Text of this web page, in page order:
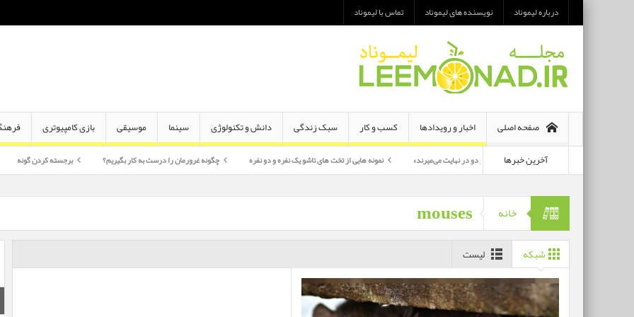
درباره لیموناد نویسنده های لیموناد تماس با لیموناد
صفحه اصلی اخبار و رویدادها کسب و کار سبک زندگی دانش و تکنولوژی سینما موسیقی بازی کامپیوتری
آخرین خبرها
معرفی رمان «هر دو در نهایت می‌میرند» نمونه هایی از تخت های تاشو یک نفره و دو نفره چگونه غرورمان را درست به کار بگیریم؟ برجسته کردن گونه اختلاف
خانه mouses
شبکه لیست